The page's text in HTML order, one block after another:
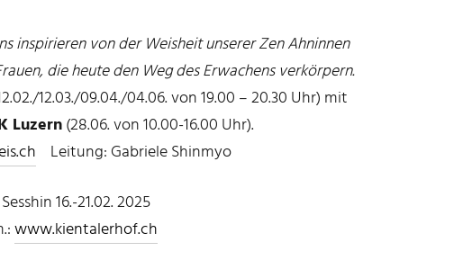
inspirieren von der Weisheit unserer Zen Ahninnen
die heute den Weg des Erwachens verkörpern.
12.03./09.04./04.06. von 19.00 – 20.30 Uhr) mit
Luzern(28.06. von 10.00-16.00 Uhr).
Leitung: Gabriele Shinmyo
16.-21.02. 2025
www.kientalerhof.ch